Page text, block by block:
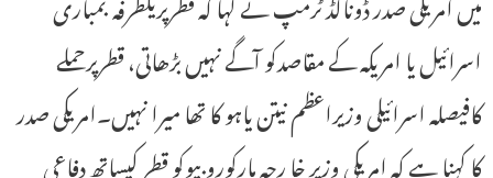
اسرائیل یا امریکہ کے مقاصدکو آگے نہیں بڑھاتی، قطرپرحملے
کافیصلہ اسرائیلی وزیراعظم نیتن یاہو کا تھا میرا نہیں۔امریکی صدر
کا کہنا ہے کہ امریکی وزیر خا رجہ مارکوروبیوکو قطر کیساتھ دفاعی